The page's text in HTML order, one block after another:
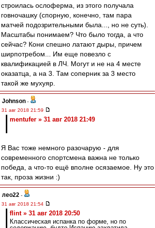
строилась ослоферма, из этого получала
говночашку (спорную, конечно, там пара
матчей подозрительными была..., но не суть).
Масштабы понимаем? Что было тогда, а что
сейчас? Кони спешно латают дыры, причем
ширпотребом... Им еще повезло с
квалификацией в ЛЧ. Могут и не на 4 месте
оказатца, а на 3. Там соперник за 3 место
такой же мухуяр.
Johnson -
31 авг 2018 21:59
mentufer » 31 авг 2018 21:49
Я Вас тоже немного разочарую - для
современного спортсмена важна не только
победа, а что-то ещё вполне осязаемое. Ну это
так, проза жизни :)
лео22 -
31 авг 2018 21:54
flint » 31 авг 2018 20:50
Классическая испанка по форме, но по